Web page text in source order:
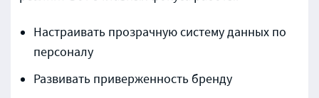
Настраивать прозрачную систему данных по
персоналу
Развивать приверженность бренду